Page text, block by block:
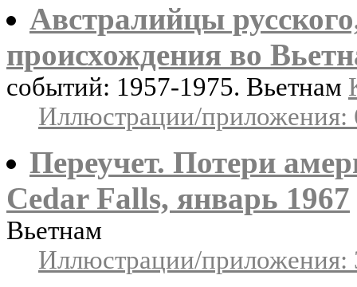
Австралийцы
происхождения во
событий: 1957-1975. Вьетнам
Иллюстрации/приложения:
Переучет. Потери
Cedar Falls, январь 1967
Вьетнам
Иллюстрации/приложения: